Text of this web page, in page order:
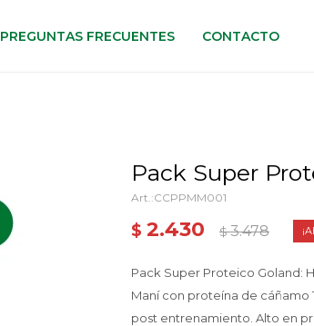
PREGUNTAS FRECUENTES CONTACTO
Pack Super
CCPPMM001
$ 2.430 $ 3.478
Pack Super Proteico Goland:
Maní con proteína de cáñamo
post entrenamiento. Alto en